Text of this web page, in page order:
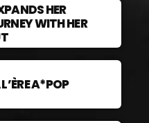
HER
WITH HER
A*POP